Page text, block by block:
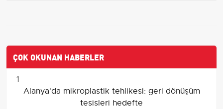
ÇOK OKUNAN HABERLER
1
Alanya'da mikroplastik tehlikesi: geri dönüşüm
tesisleri hedefte